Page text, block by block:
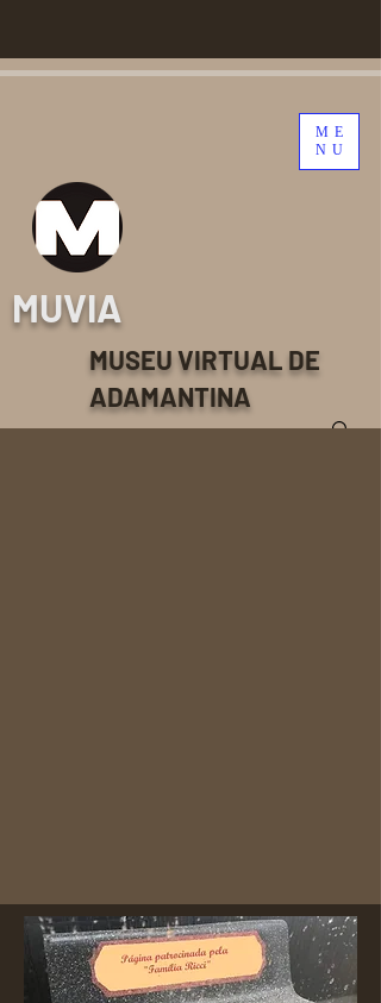
ME
NU
MUVIA
MUSEU VIRTUAL DE
ADAMANTINA